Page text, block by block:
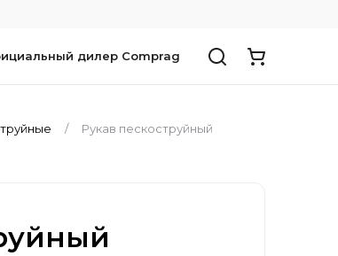
дилер Comprag
Рукав пескоструйный